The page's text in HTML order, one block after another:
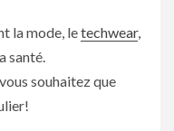
la mode, letechwear,
santé.
souhaitez que